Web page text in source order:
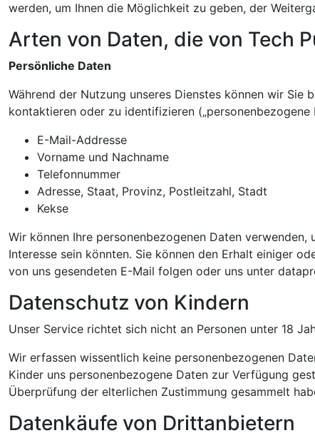
werden, um Ihnen die Möglichkeit zu geben, der
Arten von Daten, die von Tech
Persönliche Daten
Während der Nutzung unseres Dienstes können wir
kontaktieren oder zu identifizieren
E-Mail-Addresse
Vorname und Nachname
Telefonnummer
Adresse, Staat, Provinz, Postleitzahl, Stadt
Kekse
Wir können Ihre personenbezogenen Daten
Interesse sein könnten. Sie können den Erhalt einiger
von uns gesendeten E-Mail folgen oder uns unter
Datenschutz von Kindern
Unser Service richtet sich nicht an Personen unter 18
Wir erfassen wissentlich keine personenbezogenen
Kinder uns personenbezogene Daten zur Verfügung
Überprüfung der elterlichen Zustimmung gesammelt
Datenkäufe von Drittanbietern